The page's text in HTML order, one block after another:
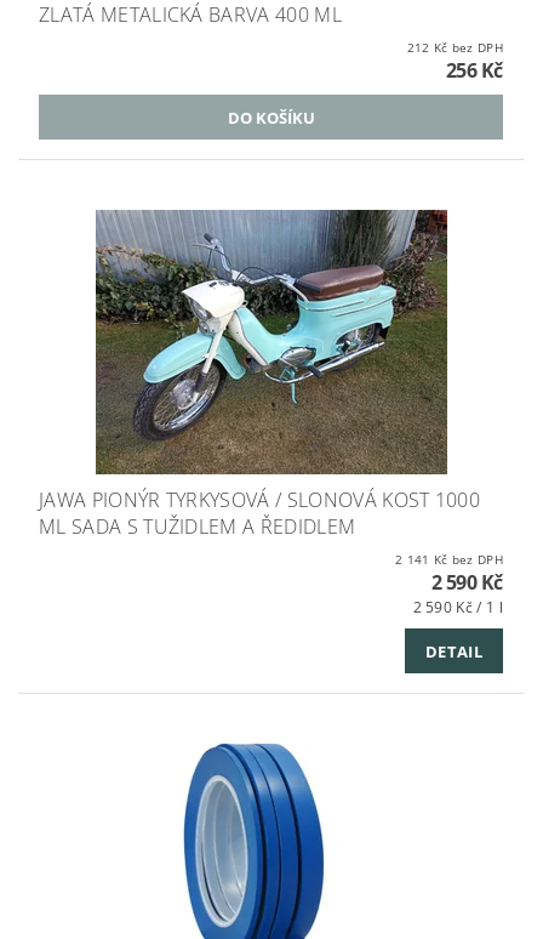
ZLATÁ METALICKÁ BARVA 400 ML
212 Kč bez DPH
256 Kč
JAWA PIONÝR TYRKYSOVÁ / SLONOVÁ KOST 1000
ML SADA S TUŽIDLEM A ŘEDIDLEM
2 141 Kč bez DPH
2 590 Kč
2 590 Kč / 1 l
DETAIL